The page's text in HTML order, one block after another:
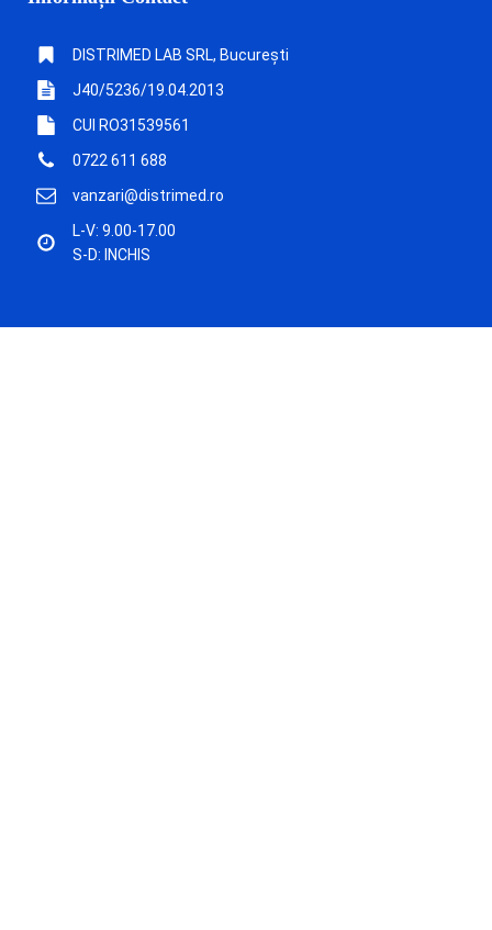
DISTRIMED LAB SRL, București
J40/5236/19.04.2013
CUI RO31539561
0722 611 688
vanzari@distrimed.ro
L-V: 9.00-17.00
S-D: INCHIS